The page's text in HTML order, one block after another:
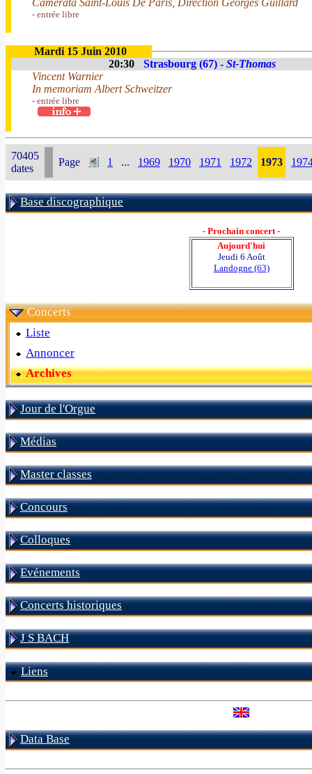
Camerata Saint-Louis De Paris, Direction Georges Guillard
- entrée libre
Mardi 15 Juin 2010
20:30
Strasbourg (67) - St-Thomas
Vincent Warnier
In memoriam Albert Schweitzer
- entrée libre
70405
dates
Page 1 ... 1969 1970 1971 1972 1973
Base discographique
- Prochain concert -
Aujourd'hui
Jeudi 6 Août
Landogne (63)
Concerts
Liste
Annoncer
Archives
Jour de l'Orgue
Médias
Master classes
Concours
Colloques
Evénements
Concerts historiques
J S BACH
Liens
Data Base